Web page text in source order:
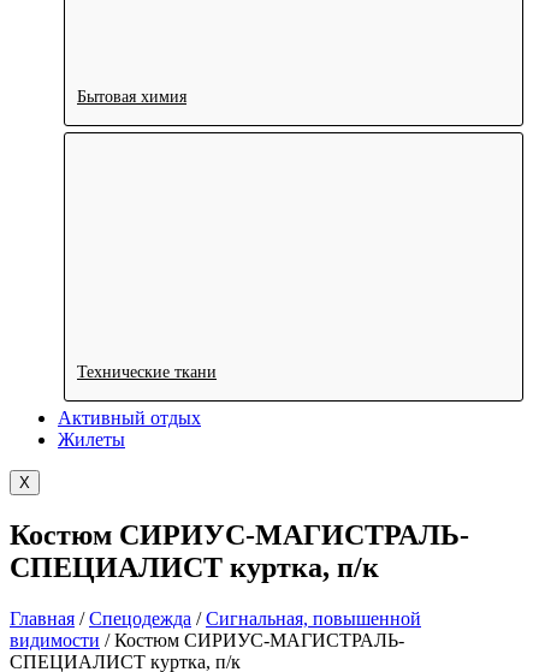
Бытовая химия
Технические ткани
Активный отдых
Жилеты
X
Костюм СИРИУС-МАГИСТРАЛЬ-
СПЕЦИАЛИСТ куртка, п/к
Главная /Спецодежда /Сигнальная, повышенной
видимости / Костюм СИРИУС-МАГИСТРАЛЬ-
СПЕЦИАЛИСТ куртка, п/к